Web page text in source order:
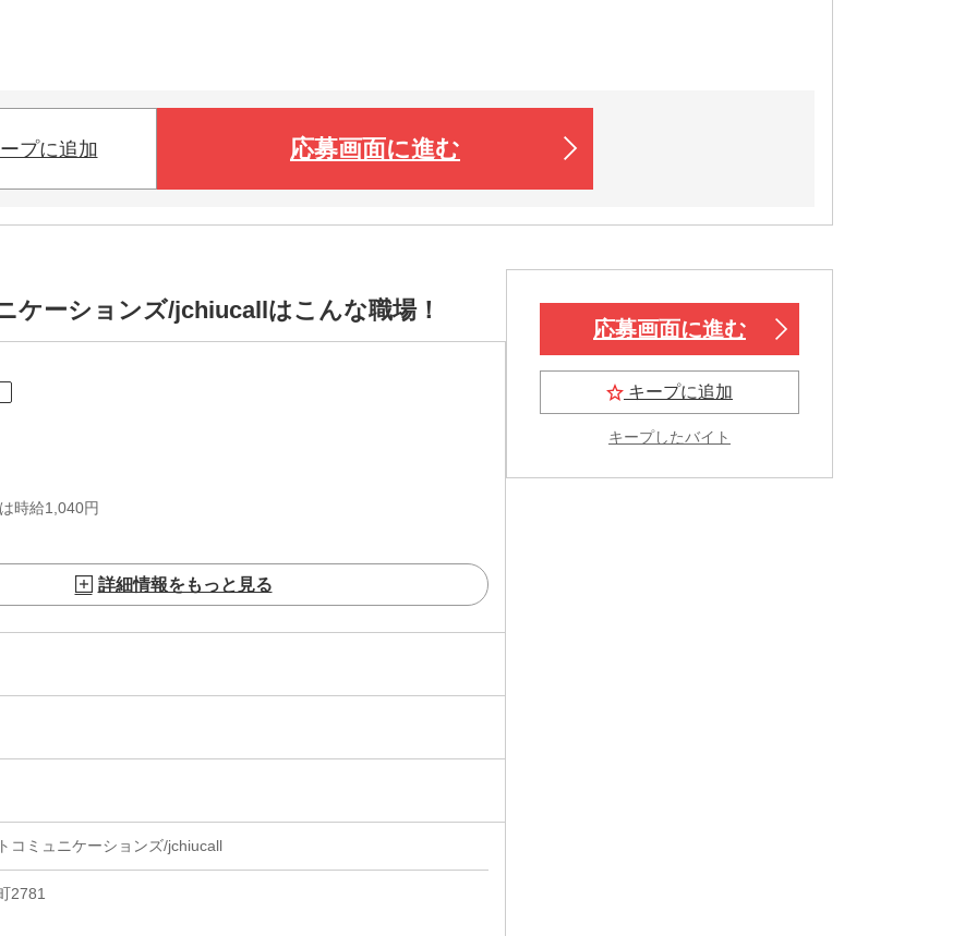
プに追加 応募画面に進む
ケーションズ/jchiucallはこんな職場！
時給1,040円
詳細情報をもっと見る
コミュニケーションズ/jchiucall
2781
応募画面に進む
キープに追加
キープしたバイト